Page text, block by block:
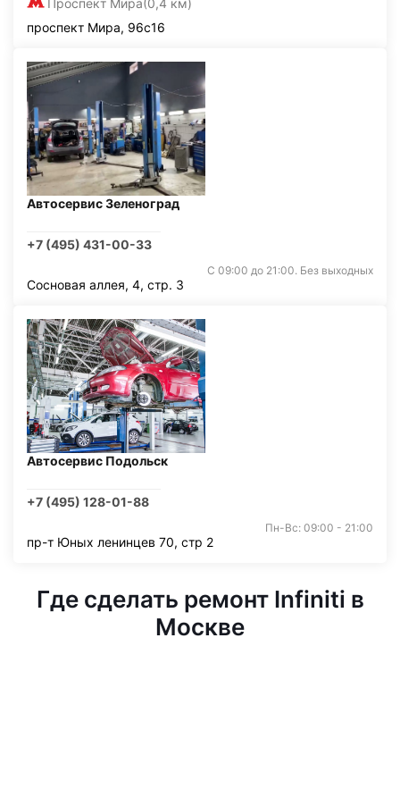
Проспект Мира(0,4 км)
проспект Мира, 96с16
Автосервис Зеленоград
+7 (495) 431-00-33
С 09:00 до 21:00. Без выходных
Сосновая аллея, 4, стр. 3
Автосервис Подольск
+7 (495) 128-01-88
Пн-Вс: 09:00 - 21:00
пр-т Юных ленинцев 70, стр 2
Где сделать ремонт Infiniti в
Москве